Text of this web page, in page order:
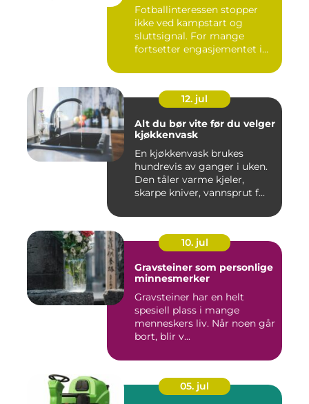
Fotballinteressen stopper
ikke ved kampstart og
sluttsignal. For mange
fortsetter engasjementet i
12. jul
Alt du bør vite før du velger
kjøkkenvask
En kjøkkenvask brukes
hundrevis av ganger i uken.
Den tåler varme kjeler,
skarpe kniver, vannsprut f...
10. jul
Gravsteiner som personlige
minnesmerker
Gravsteiner har en helt
spesiell plass i mange
menneskers liv. Når noen går
bort, blir v...
05. jul